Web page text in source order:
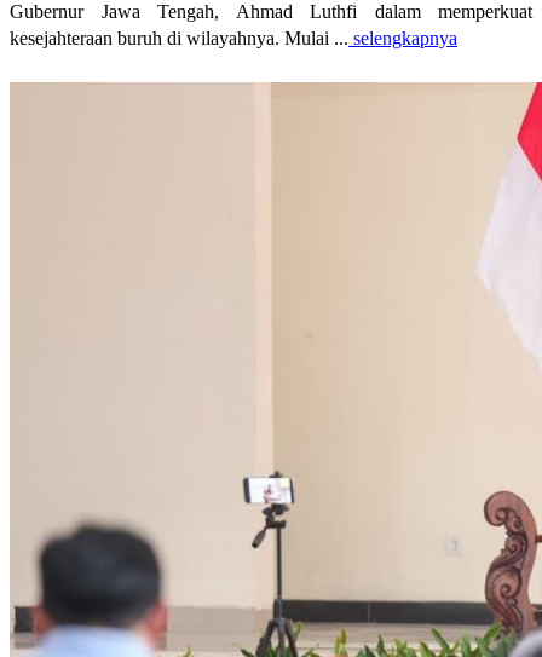
Gubernur Jawa Tengah, Ahmad Luthfi dalam memperkuat
kesejahteraan buruh di wilayahnya. Mulai ... selengkapnya